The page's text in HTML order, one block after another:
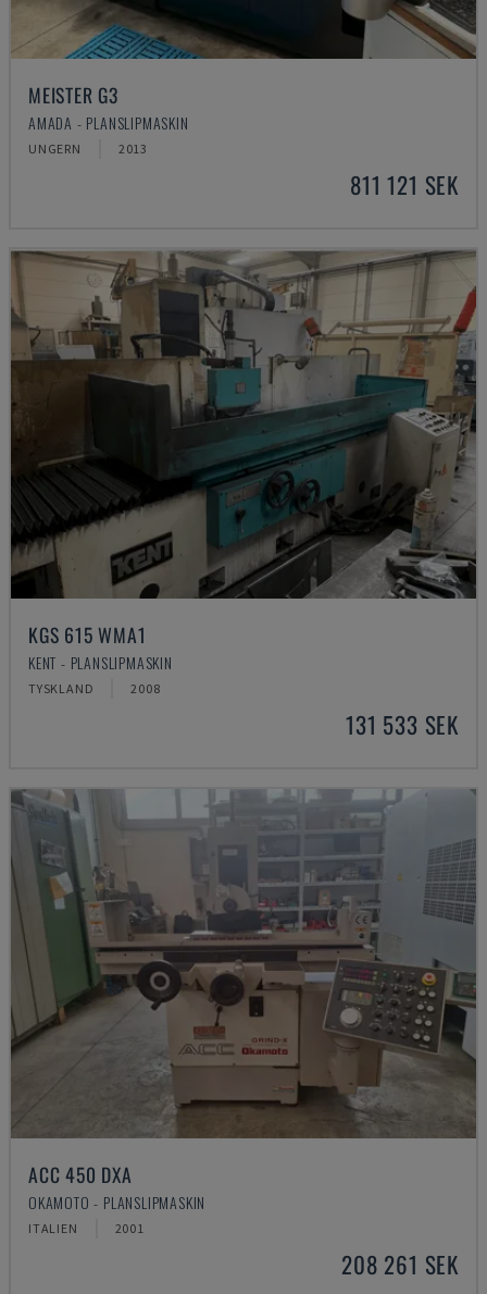
MEISTER G3
AMADA - PLANSLIPMASKIN
UNGERN 2013
811 121 SEK
KGS 615 WMA1
KENT - PLANSLIPMASKIN
TYSKLAND 2008
131 533 SEK
ACC 450 DXA
OKAMOTO - PLANSLIPMASKIN
ITALIEN 2001
208 261 SEK